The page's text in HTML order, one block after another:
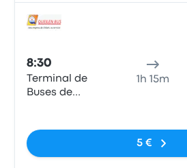
8:30
Terminal de
Buses de
1h 15m
5 €